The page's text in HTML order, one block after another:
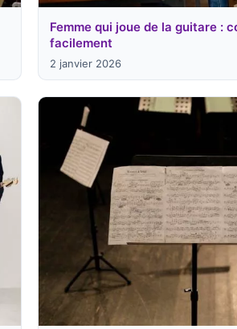
Femme qui joue de la guitare :
facilement
2 janvier 2026